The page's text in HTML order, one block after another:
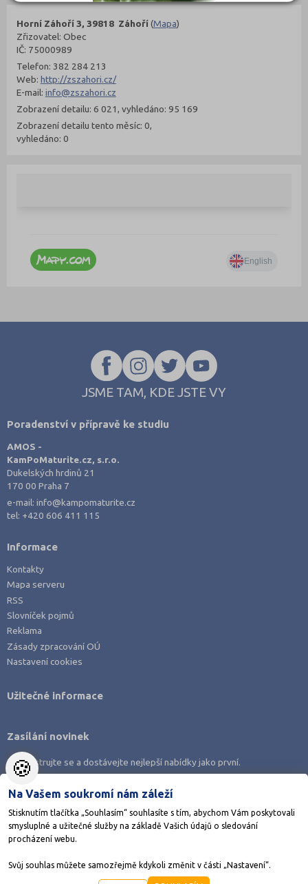
Horní Záhoří 3, 39818 Záhoří(Mapa)
Zřizovatel: Obec
IČ: 75000989
Telefon: 382 284 213
Web: http://zszahori.cz/
E-mail: info@zszahori.cz
Zobrazení detailu: 6 021, vyhledáno: 95 169
Zobrazení detailu tento měsíc: 0,
vyhledáno: 0
JSME TAM, KDE JSTE VY
Poradenství v přípravě ke studiu
AMOS -
KamPoMaturite.cz, s.r.o.
Dukelských hrdinů 21
170 00 Praha 7
e-mail:info@kampomaturite.cz
tel: +420 606 411 115
Informace
Kontakty
Mapa serveru
RSS
Slovníček pojmů
Reklama
Zásady zpracování OÚ
Nastavení cookies
Stáhněte si aplikaci Adresář škol
Užitečné informace
Zasílání novinek
Zaregistrujte se a dostávejte nejlepší nabídky jako první.
AMOS KamPoMaturite.cz, s.r.o., stránky vytvořilo
🍪
Na Vašem soukromí nám záleží
Stisknutím tlačítka „Souhlasím“ souhlasíte s tím, abychom Vám poskytovali
smysluplné a užitečné služby na základě Vašich údajů o sledování
procházení webu.
Svůj souhlas můžete samozřejmě kdykoli změnit v části „Nastavení“.